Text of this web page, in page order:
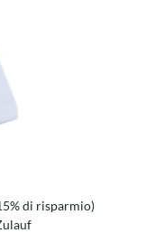
di risparmio)